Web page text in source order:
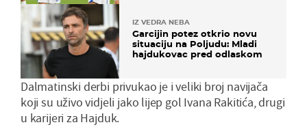
IZ VEDRA NEBA
Garcijin potez otkrio novu
situaciju na Poljudu: Mladi
hajdukovac pred odlaskom
Dalmatinski derbi privukao je i veliki broj navijača
koji su uživo vidjeli jako lijep gol Ivana Rakitića, drugi
u karijeri za Hajduk.